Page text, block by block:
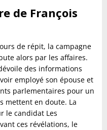
de François
de répit, la campagne
alors par les affaires.
des informations
employé son épouse et
parlementaires pour un
mettent en doute. La
le candidat Les
ces révélations, le